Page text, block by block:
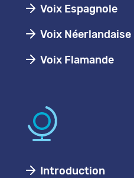
Voix Espagnole
Voix Néerlandaise
Voix Flamande
Introduction